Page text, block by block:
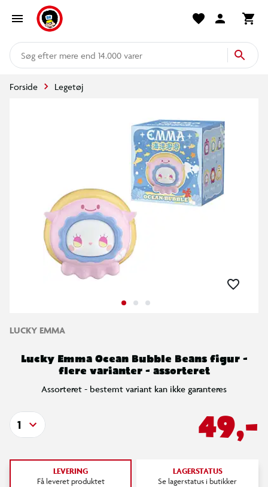
mere end 14.000 varer
Forside Legetøj
LUCKY EMMA
Lucky Emma Ocean Bubble Beans figur -
flere varianter - assorteret
Assorteret - bestemt variant kan ikke garanteres
49,-
1
LEVERING
Få leveret produktet
LAGERSTATUS
Se lagerstatus i butikker